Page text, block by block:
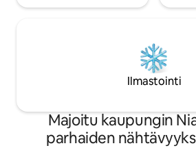
kunnostetussa tilassamme!
Ilmastointi
Majoitu kaupungin
parhaiden